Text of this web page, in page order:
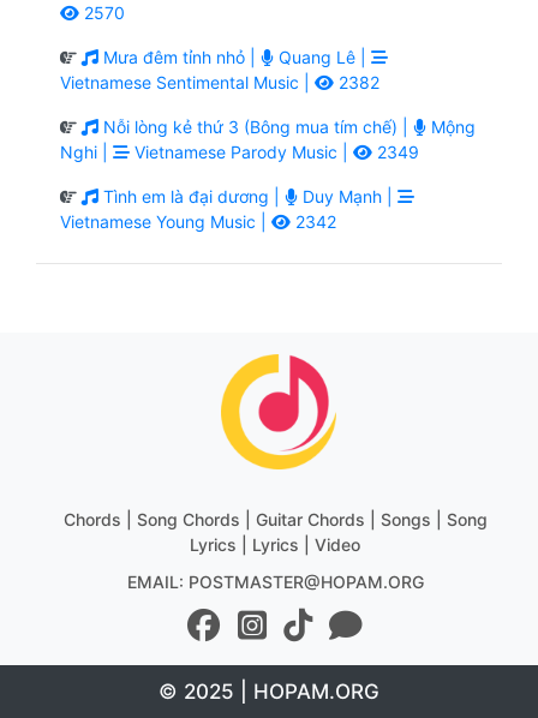
2570
Mưa đêm tỉnh nhỏ |
Quang Lê |
Vietnamese Sentimental Music |
2382
Nỗi lòng kẻ thứ 3 (Bông mua tím chế) |
Mộng
Nghi |
Vietnamese Parody Music | 2349
Tình em là đại dương |
Duy Mạnh |
Vietnamese Young Music |
2342
Chords | Song Chords | Guitar Chords | Songs | Song
Lyrics | Lyrics | Video
EMAIL: POSTMASTER@HOPAM.ORG
© 2025 | HOPAM.ORG